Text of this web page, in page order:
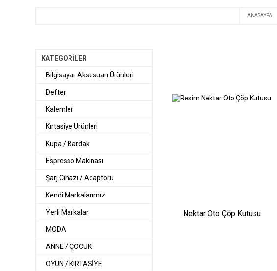
ANASAYFA
Nektar Oto Çöp Kutusu
KATEGORİLER
Bilgisayar Aksesuarı Ürünleri
Defter
Kalemler
Kırtasiye Ürünleri
Kupa / Bardak
Espresso Makinası
Şarj Cihazı / Adaptörü
Kendi Markalarımız
Yerli Markalar
MODA
ANNE / ÇOCUK
OYUN / KIRTASİYE